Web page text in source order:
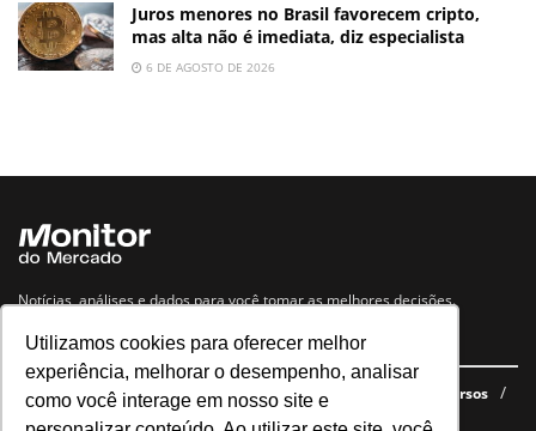
Utilizamos cookies para oferecer melhor
experiência, melhorar o desempenho, analisar
como você interage em nosso site e
Juros menores no Brasil favorecem cripto,
mas alta não é imediata, diz especialista
6 DE AGOSTO DE 2026
Notícias, análises e dados para você tomar as melhores decisões.
Navegue no site
Últimas notícias Quem somos E-books gratuitos
Cursos
Política de privacidade